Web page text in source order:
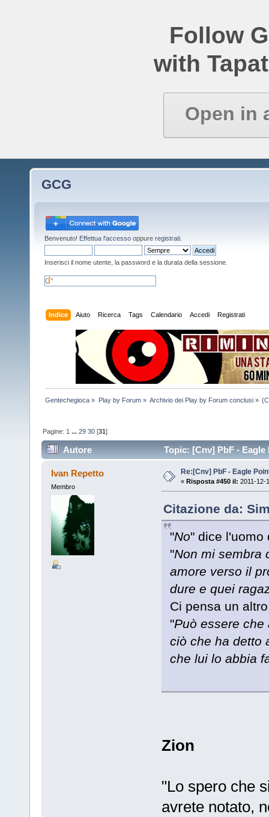
Follow
with
Open in
GCG
Benvenuto! Effettua l'accesso oppure registrati
Inserisci il nome utente, la password e la durata della sessione.
Indice Aiuto Ricerca Tags Calendario Accedi Registrati
Gentechegioca » Play by Forum» Archivio dei Play by Forum conclusi»
Pagine: 1 ...29 30 [31]
Autore Topic: [Cnv] PbF -
Ivan Repetto
Membro
Re:[Cnv] PbF - Eagle
« Risposta #450 il: 2011-12-
Citazione da:
"No" dice l'uomo
"Non mi sembra
amore verso il
dure e quei
Ci pensa un
"Può essere che
ciò che ha detto
che lui lo abbia
Zion
"Lo spero che
avrete notato,